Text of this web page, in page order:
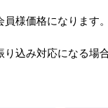
様価格になります。
り込み対応になる場